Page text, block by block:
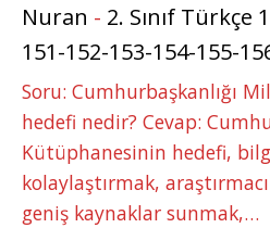
Nuran - 2. Sınıf Türkçe
151-152-153-154-155-
Soru: Cumhurbaşkanlığı
hedefi nedir? Cevap:
Kütüphanesinin hedefi,
kolaylaştırmak,
geniş kaynaklar sunmak,…